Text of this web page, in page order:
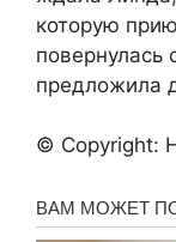
которую
повернулась
предложила
© Copyright: